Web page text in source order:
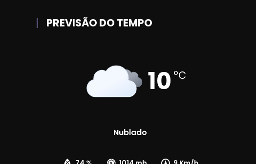
PREVISÃO DO TEMPO
10 °C
Nublado